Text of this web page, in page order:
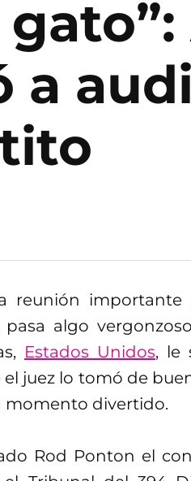
a
reunión
algo
Estados Unidos, le
juez lo tomó de
momento divertido.
Rod Ponton el